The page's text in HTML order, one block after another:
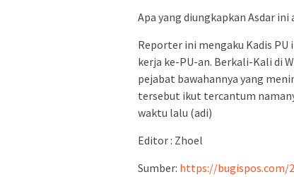
Apa yang diungkapkan Asdar
Reporter ini mengaku Kadis
kerja ke-PU-an. Berkali-Kali di
pejabat bawahannya yang
tersebut ikut tercantum
waktu lalu (adi)
Editor : Zhoel
Sumber: https://bugispos.com/